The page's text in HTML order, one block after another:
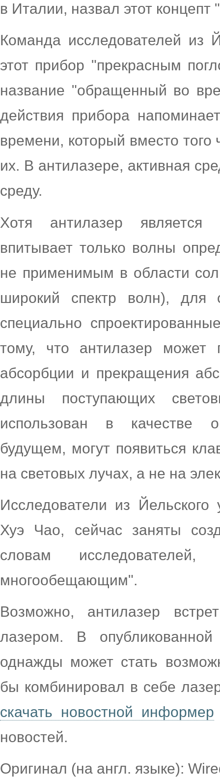
в Италии, назвал этот
Команда исследователей из
этот прибор "прекрасным
название "обращенный во
действия прибора
времени, который вместо
их. В антилазере, активная
среду.
Хотя антилазер является
впитывает только волны
не применимым в области
широкий спектр волн), для
специально
тому, что антилазер может
абсорбции и прекращения
длины поступающих
использован в качестве
будущем, могут появиться
на световых лучах, а не на
Исследователи из Йельского
Хуэ Чао, сейчас заняты
словам
многообещающим".
Возможно, антилазер
лазером. В
однажды может стать
бы комбинировал в себе
скачать новостной информер
новостей.
Оригинал (на англ. языке):